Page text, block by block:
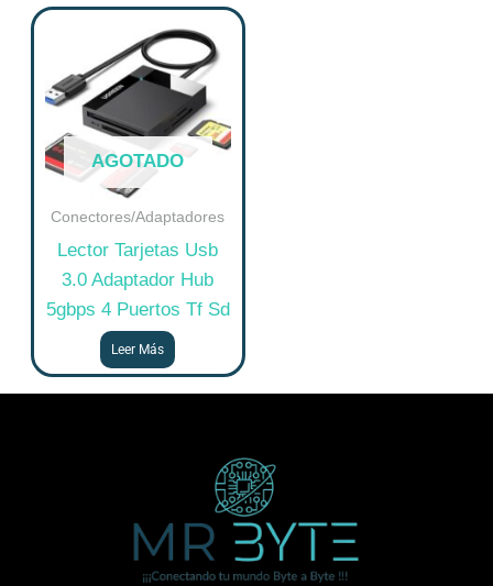
AGOTADO
Conectores/Adaptadores
Lector Tarjetas Usb
3.0 Adaptador Hub
5gbps 4 Puertos Tf Sd
Leer Más